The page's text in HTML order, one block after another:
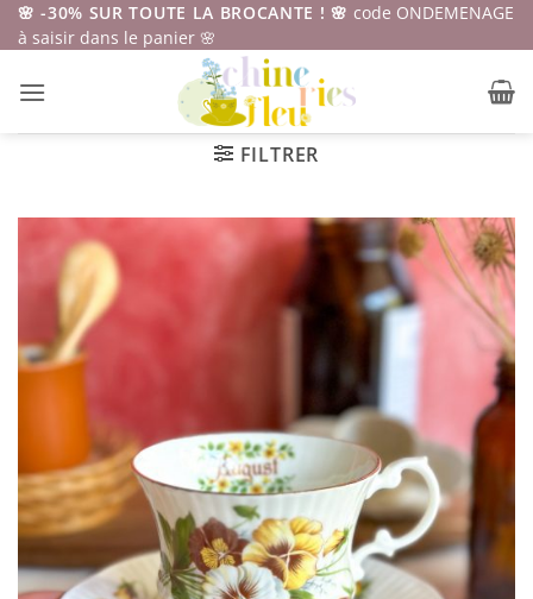
Passer
au
🌸 -30% SUR TOUTE LA BROCANTE ! 🌸 code ONDEMENAGE
à saisir dans le panier 🌸
FILTRER